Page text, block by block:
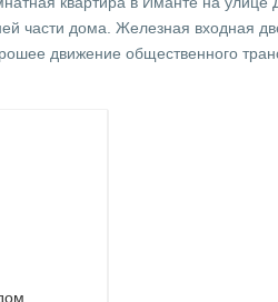
части дома. Железная входная
движение общественного